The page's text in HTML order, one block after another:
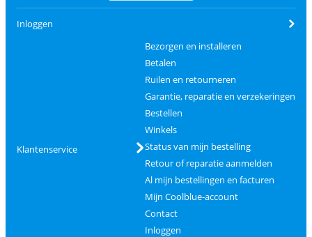
Inloggen
Klantenservice
Bezorgen en installeren
Betalen
Ruilen en retourneren
Garantie, reparatie en verzekeringen
Bestellen
Winkels
Status van mijn bestelling
Retour of reparatie aanmelden
Al mijn bestellingen en facturen
Mijn Coolblue-account
Contact
Inloggen